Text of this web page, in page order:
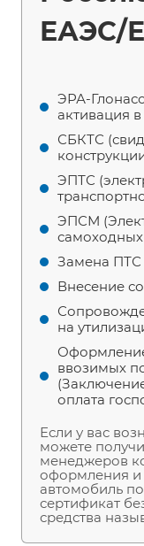
ЕАЭС/
ЭРА-
активация
СБКТС
ЭПТС
ЭПСМ
Замена
Внесение
на
ввозимых
оплата
Если у вас
можете
менеджеров
оформления и
автомобиль
сертификат
средства